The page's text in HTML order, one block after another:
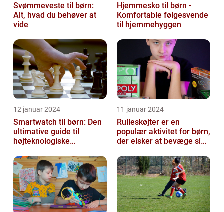
Svømmeveste til børn:
Alt, hvad du behøver at
vide
Hjemmesko til børn -
Komfortable følgesvende
til hjemmehyggen
12 januar 2024
Smartwatch til børn: Den
ultimative guide til
højteknologiske
11 januar 2024
Rulleskøjter er en
populær aktivitet for børn,
der elsker at bevæge sig